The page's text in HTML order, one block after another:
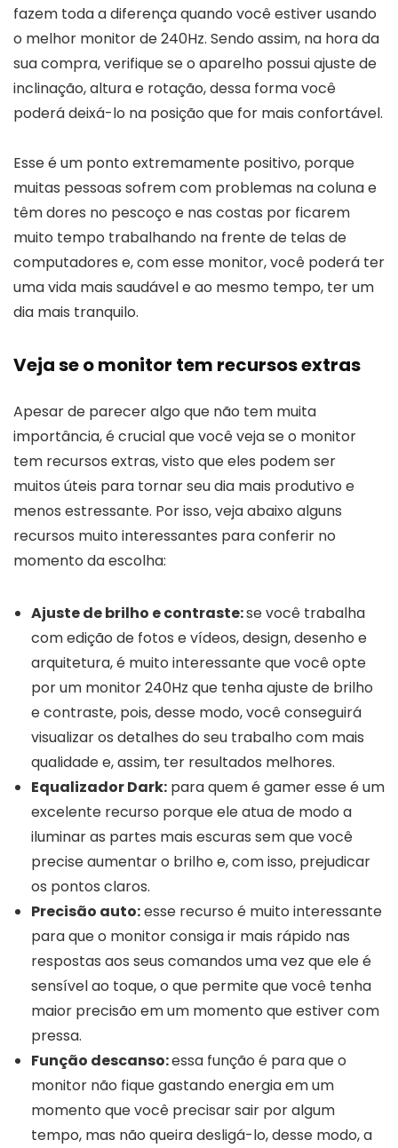
fazem toda a diferença quando você estiver usando
o melhor monitor de 240Hz. Sendo assim, na hora da
sua compra, verifique se o aparelho possui ajuste de
inclinação, altura e rotação, dessa forma você
poderá deixá-lo na posição que for mais confortável.
Esse é um ponto extremamente positivo, porque
muitas pessoas sofrem com problemas na coluna e
têm dores no pescoço e nas costas por ficarem
muito tempo trabalhando na frente de telas de
computadores e, com esse monitor, você poderá ter
uma vida mais saudável e ao mesmo tempo, ter um
dia mais tranquilo.
Veja se o monitor tem recursos extras
Apesar de parecer algo que não tem muita
importância, é crucial que você veja se o monitor
tem recursos extras, visto que eles podem ser
muitos úteis para tornar seu dia mais produtivo e
menos estressante. Por isso, veja abaixo alguns
recursos muito interessantes para conferir no
momento da escolha:
Ajuste de brilho e contraste:se você trabalha
com edição de fotos e vídeos, design, desenho e
arquitetura, é muito interessante que você opte
por um monitor 240Hz que tenha ajuste de brilho
e contraste, pois, desse modo, você conseguirá
visualizar os detalhes do seu trabalho com mais
qualidade e, assim, ter resultados melhores.
Equalizador Dark: para quem é gamer esse é um
excelente recurso porque ele atua de modo a
iluminar as partes mais escuras sem que você
precise aumentar o brilho e, com isso, prejudicar
os pontos claros.
Precisão auto:esse recurso é muito interessante
para que o monitor consiga ir mais rápido nas
respostas aos seus comandos uma vez que ele é
sensível ao toque, o que permite que você tenha
maior precisão em um momento que estiver com
pressa.
Função descanso:essa função é para que o
monitor não fique gastando energia em um
momento que você precisar sair por algum
tempo, mas não queira desligá-lo, desse modo, a